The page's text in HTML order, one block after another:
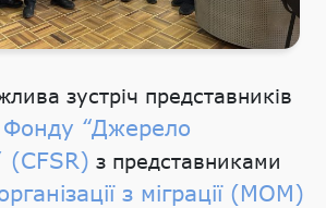
зустріч представників
Фонду “Джерело
(CFSR) з представниками
з міграції (МОМ)